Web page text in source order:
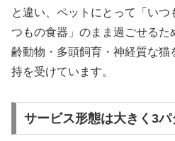
と違い、ペットにとって「い
つもの食器」のまま過ごせるた
齢動物・多頭飼育・神経質な猫
持を受けています。
サービス形態は大きく3パ